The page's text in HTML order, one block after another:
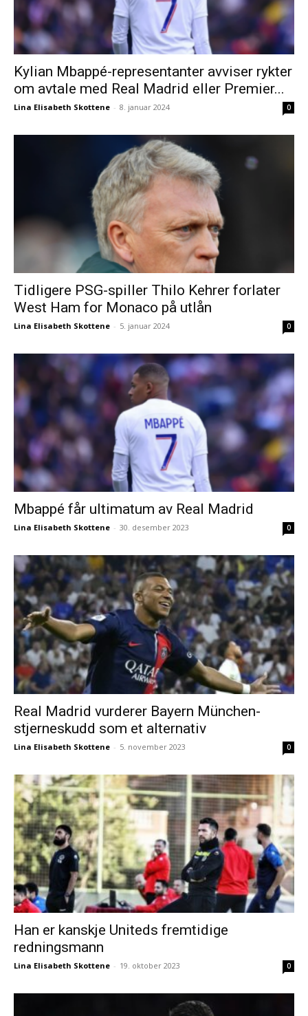
Kylian Mbappé-representanter avviser rykter
om avtale med Real Madrid eller Premier...
Lina Elisabeth Skottene - 8. januar 2024 0
Tidligere PSG-spiller Thilo Kehrer forlater
West Ham for Monaco på utlån
Lina Elisabeth Skottene - 5. januar 2024 0
Mbappé får ultimatum av Real Madrid
Lina Elisabeth Skottene - 30. desember 2023 0
Real Madrid vurderer Bayern München-
stjerneskudd som et alternativ
Lina Elisabeth Skottene - 5. november 2023 0
Han er kanskje Uniteds fremtidige
redningsmann
Lina Elisabeth Skottene - 19. oktober 2023 0